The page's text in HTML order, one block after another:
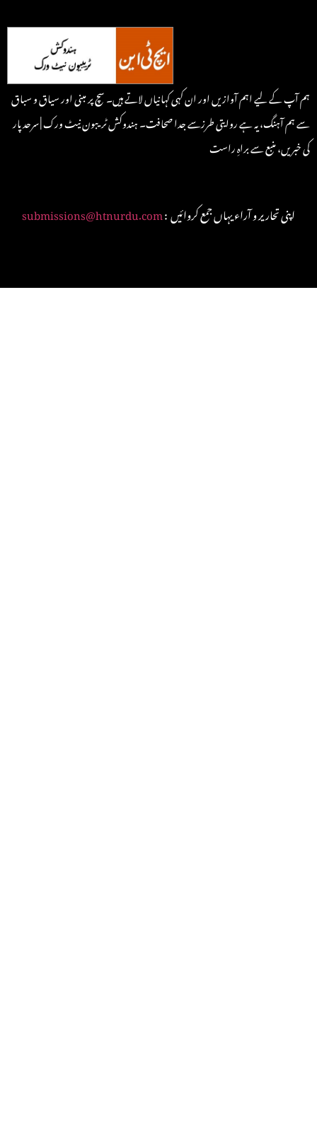
ہم آپ کے لیے اہم آوازیں اور ان کہی کہانیاں لاتے ہیں۔ سچ پر مبنی اور سیاق و سباق
سے ہم آہنگ، یہ ہے روایتی طرزسے جدا صحافت۔ ہندوکش ٹریبون نیٹ ورک | سرحد پار
کی خبریں، منبع سے براہِ راست
submissions@htnurdu.com : اپنی تحاریر و آراء یہاں جمع کروائیں